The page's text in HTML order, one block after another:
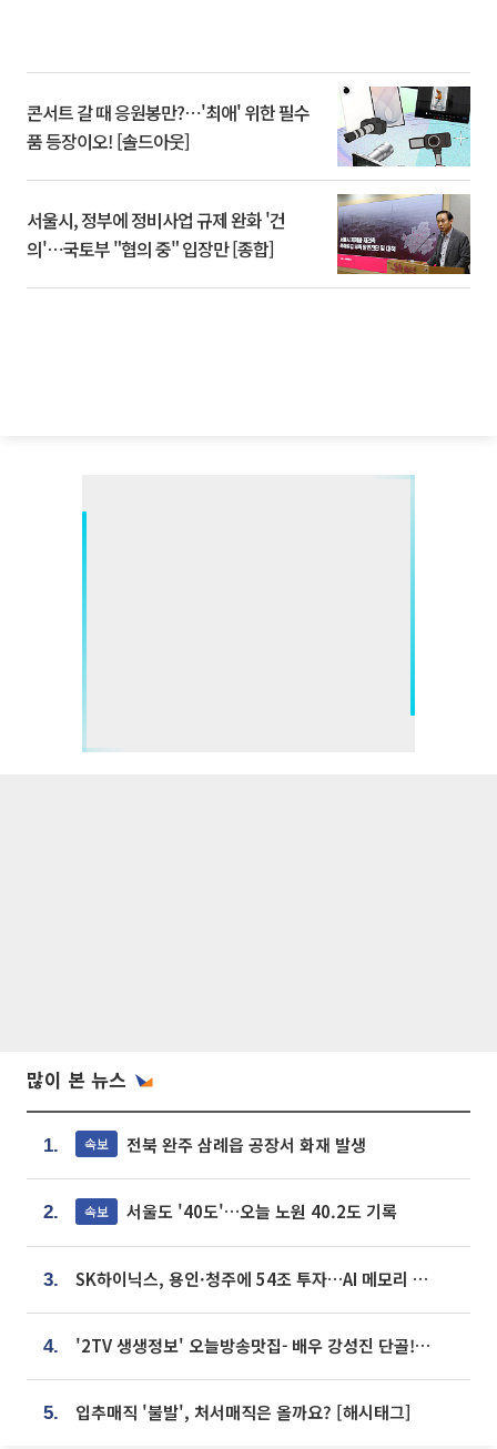
콘서트 갈 때 응원봉만?⋯'최애' 위한 필수
품 등장이오! [솔드아웃]
서울시, 정부에 정비사업 규제 완화 '건
의'⋯국토부 "협의 중" 입장만 [종합]
많이 본 뉴스
1. 속보 전북 완주 삼례읍 공장서 화재 발생
2. 속보 서울도 '40도'…오늘 노원 40.2도 기록
3. SK하이닉스, 용인·청주에 54조 투자…AI 메모리 생산기지 키운다
4. '2TV 생생정보' 오늘방송맛집- 배우 강성진 단골! 쌀국수ㆍ푸팟퐁 커리 맛집 '블○○○'
5. 입추매직 '불발', 처서매직은 올까요? [해시태그]